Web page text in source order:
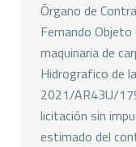
Órgano de
Fernando
maquinaria de
Hidrografico de
2021/AR43U/
licitación sin
estimado del